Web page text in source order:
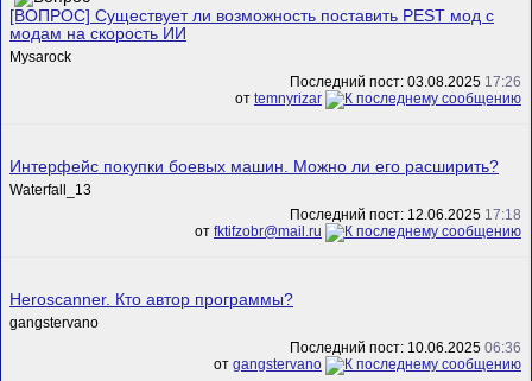
[ВОПРОС] Существует ли возможность поставить PEST мод с
модам на скорость ИИ
Mysarock
Последний пост: 03.08.2025 17:26
от temnyrizar
Интерфейс покупки боевых машин. Можно ли его расширить?
Waterfall_13
Последний пост: 12.06.2025 17:18
от fktifzobr@mail.ru
Heroscanner. Кто автор программы?
gangstervano
Последний пост: 10.06.2025 06:36
от gangstervano